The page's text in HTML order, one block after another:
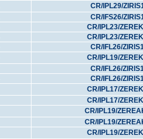
CR/IPL29/
CR/IFS26/
CR/IPL23/
CR/IPL23/
CR/IFL26/
CR/IPL19/
CR/IFL26/
CR/IFL26/
CR/IPL17/
CR/IPL17/
CR/IPL19/
CR/IPL19/
CR/IPL19/